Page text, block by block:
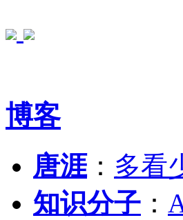
博客
唐涯： 多看
知识分子 ：